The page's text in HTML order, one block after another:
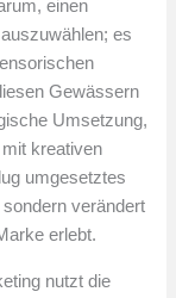
einen
es
Gewässern
Umsetzung,
kreativen
umgesetztes
verändert
erlebt.
nutzt die